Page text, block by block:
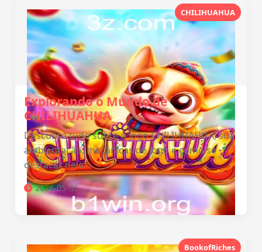
CHILIHUAHUA
Explorando o Mundo de
CHILIHUAHUA
Descubra tudo sobre o jogo CHILIHUAHUA, sua
ambientação, mecânicas de jogo e como se
destacar nele.
2026-05-05
BookofRiches